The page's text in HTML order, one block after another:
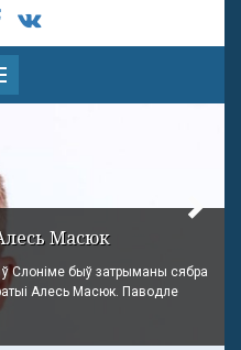
Масюк
Слоніме быў затрыманы сябра
Алесь Масюк. Паводле